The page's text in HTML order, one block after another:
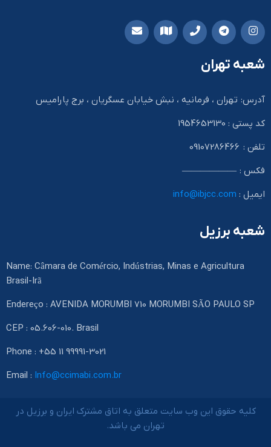
شعبه تهران
آدرس: تهران ، فرمانیه ، نبش خیابان عسگریان ، برج پارامیس
کد پستی : 1954653130
تلفن : 09107286466
فکس : ——————
ایمیل : info@ibjcc.com
شعبه برزیل
Name: Câmara de Comércio, Indústrias, Minas e Agricultura
Brasil-Irã
Endereço : AVENIDA MORUMBI 710 MORUMBI SÃO PAULO SP
CEP : 05.606-010. Brasil
Phone : +55 11 99991-3021
Email : Info@ccimabi.com.br
کلیه حقوق این وب سایت متعلق به اتاق مشترک ایران و برزیل در
تهران می باشد.